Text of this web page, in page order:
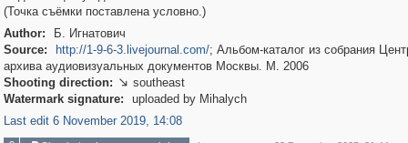
(Точка съёмки поставлена условно.)
Author:
Б. Игнатович
Source:
http://1-9-6-3.livejournal.com/; Альбом-каталог из собрания
архива аудиовизуальных документов Москвы. М. 2006
Shooting direction:  southeast
Watermark signature:
uploaded by Mihalych
Last edit 6 November 2019, 14:08